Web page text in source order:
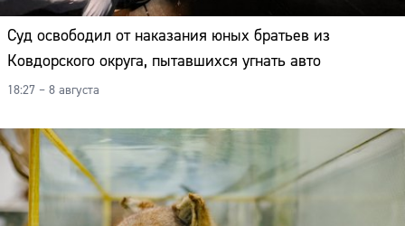
Суд освободил от наказания юных братьев из
Ковдорского округа, пытавшихся угнать авто
18:27 – 8 августа